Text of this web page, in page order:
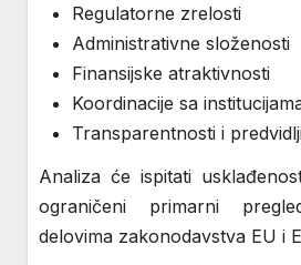
Regulatorne zrelosti
Administrativne složenosti
Finansijske atraktivnosti
Koordinacije sa
Transparentnosti i
Analiza će ispitati
ograničeni primarni
delovima zakonodavstva EU i